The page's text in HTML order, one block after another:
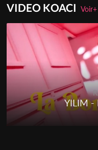
VIDEO KOACIVoir+
YILIM -